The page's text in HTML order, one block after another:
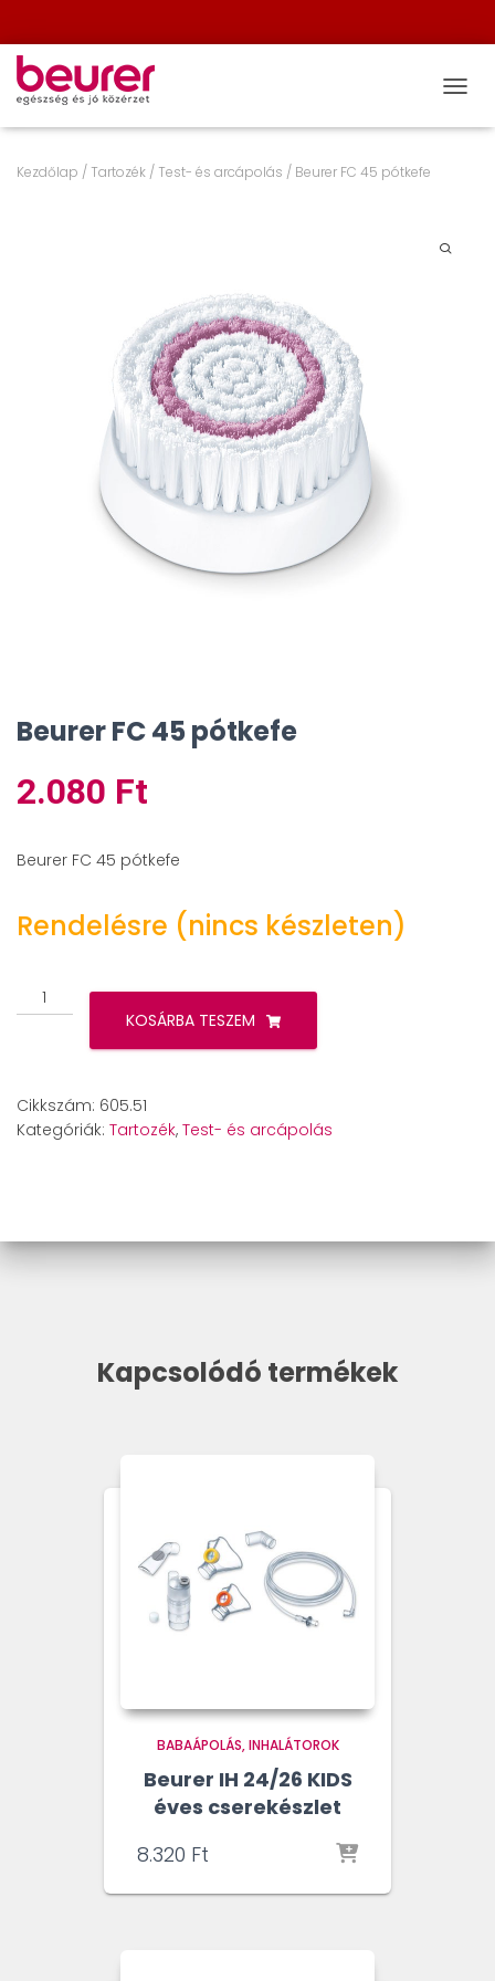
Kezdőlap / Tartozék / Test- és arcápolás / Beurer FC 45 pótkefe
Beurer FC 45 pótkefe
2.080 Ft
Beurer FC 45 pótkefe
Rendelésre (nincs készleten)
Beurer
FC
KOSÁRBA TESZEM
Cikkszám: 605.51
Kategóriák: Tartozék, Test- és arcápolás
Kapcsolódó termékek
BABAÁPOLÁS INHALÁTOROK
Beurer IH 24/26 KIDS
éves cserekészlet
8.320 Ft